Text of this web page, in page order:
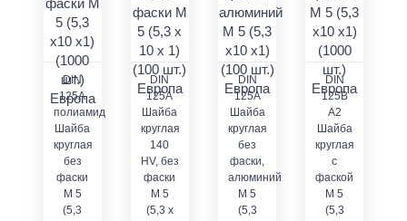
DIN
125A
полиамид
Шайба
круглая
без
фаски
M 5
(5,3
DIN
125A
Шайба
круглая
140
HV, без
фаски
M 5
(5,3 x
DIN
125А
Шайба
круглая
без
фаски,
алюминий
М 5
(5,3
DIN
125В
A2
Шайба
круглая
с
фаской
М 5
(5,3